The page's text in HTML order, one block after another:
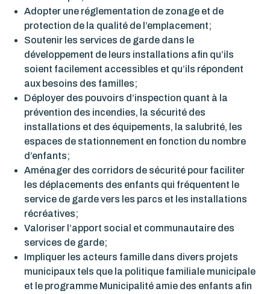
Adopter une réglementation de zonage et de
protection de la qualité de l’emplacement;
Soutenir les services de garde dans le
développement de leurs installations afin qu’ils
soient facilement accessibles et qu’ils répondent
aux besoins des familles;
Déployer des pouvoirs d’inspection quant à la
prévention des incendies, la sécurité des
installations et des équipements, la salubrité, les
espaces de stationnement en fonction du nombre
d’enfants;
Aménager des corridors de sécurité pour faciliter
les déplacements des enfants qui fréquentent le
service de garde vers les parcs et les installations
récréatives;
Valoriser l’apport social et communautaire des
services de garde;
Impliquer les acteurs famille dans divers projets
municipaux tels que la politique familiale municipale
et le programme Municipalité amie des enfants afin